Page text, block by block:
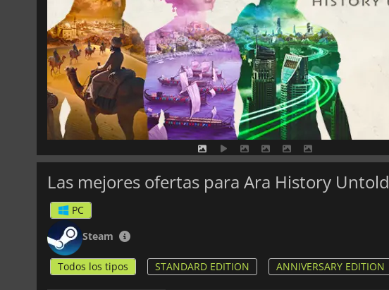
Las mejores ofertas para Ara History Untold
PC
Steam
Todos los tipos STANDARD EDITION ANNIVERSARY EDITION